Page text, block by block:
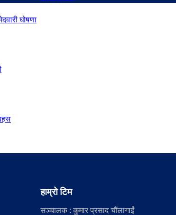
घोषणा
हाम्रो टिम
सञ्चालक : कुमार प्रसाद चौंलागाईं